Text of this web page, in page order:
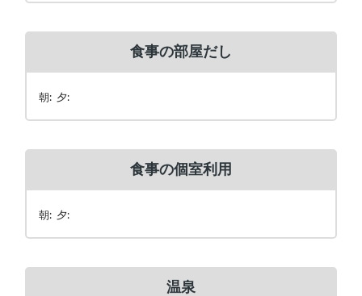
食事の部屋だし
朝: 夕:
食事の個室利用
朝: 夕:
温泉